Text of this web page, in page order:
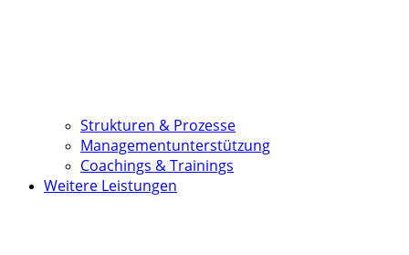
Strukturen & Prozesse
Managementunterstützung
Coachings & Trainings
Weitere Leistungen